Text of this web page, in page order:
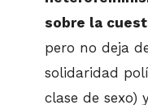
sobre la
pero no deja
solidaridad
clase de sexo)